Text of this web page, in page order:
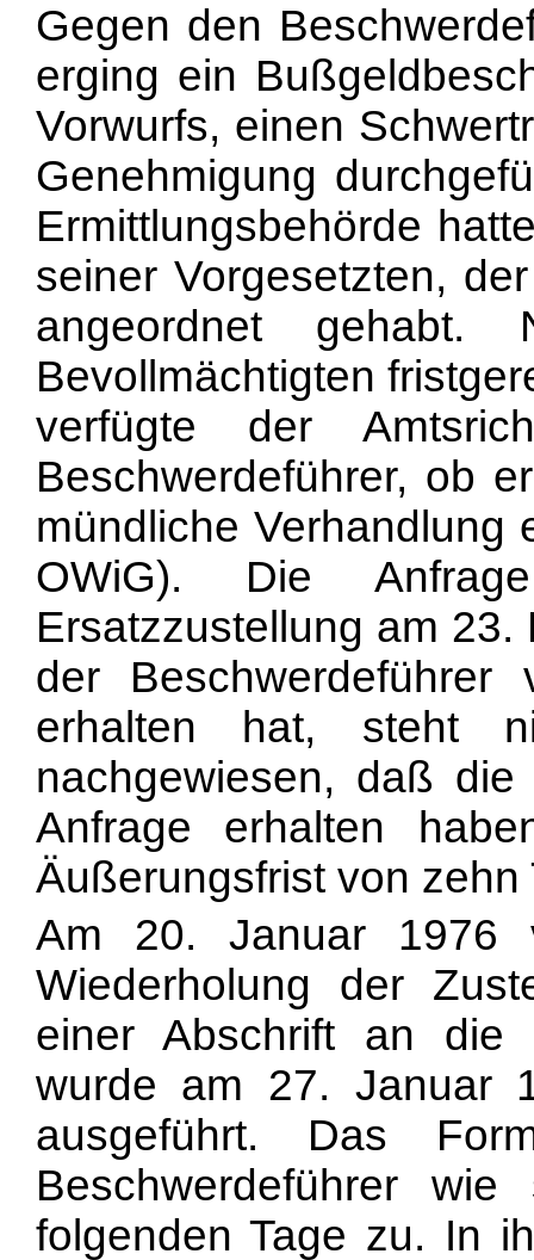
Gegen den
erging ein
Vorwurfs, einen
Genehmigung
Ermittlungsbehörde
seiner Vorgesetzten,
angeordnet
Bevollmächtigten
verfügte der
Beschwerdeführer, ob
mündliche Verhandlung
OWiG). Die
Ersatzzustellung am
der
erhalten hat, steht
nachgewiesen, daß
Anfrage erhalten
Äußerungsfrist von
Am 20. Januar 1976
Wiederholung der
einer Abschrift an die
wurde am 27. Januar
ausgeführt. Das
Beschwerdeführer
folgenden Tage zu. In